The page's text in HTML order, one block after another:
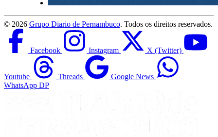
© 2026 Grupo Diario de Pernambuco. Todos os direitos reservados.
Facebook Instagram X (Twitter)
Youtube Threads
Google News
WhatsApp DP